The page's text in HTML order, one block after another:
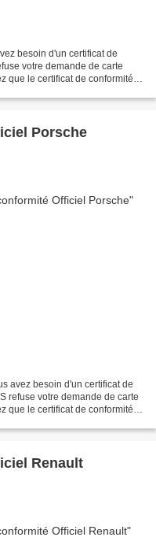
besoin d'un certificat de
votre demande de carte
que le certificat de conformité
Porsche
avez besoin d'un certificat de
refuse votre demande de carte
que le certificat de conformité
Renault